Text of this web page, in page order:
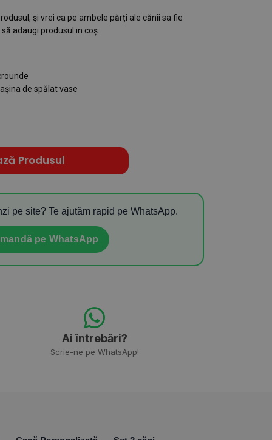
și vrei ca pe ambele părți ale cănii sa fie
adaugi produsul in coș.
de spălat vase
Produsul
pe site? Te ajutăm rapid pe WhatsApp.
pe WhatsApp
Ai întrebări?
Scrie-ne pe WhatsApp!